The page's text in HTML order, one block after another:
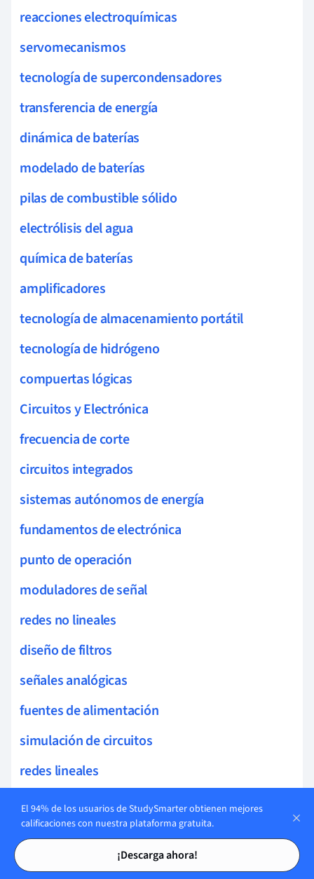
Tarjetas de estudio
Tarjetas de estudio
reacciones electroquímicas
servomecanismos
tecnología de supercondensadores
transferencia de energía
dinámica de baterías
modelado de baterías
pilas de combustible sólido
electrólisis del agua
química de baterías
amplificadores
tecnología de almacenamiento portátil
tecnología de hidrógeno
compuertas lógicas
Circuitos y Electrónica
frecuencia de corte
circuitos integrados
sistemas autónomos de energía
fundamentos de electrónica
punto de operación
moduladores de señal
redes no lineales
diseño de filtros
señales analógicas
fuentes de alimentación
simulación de circuitos
redes lineales
equilibrio en circuitos
osciladores
análisis en tiempo
El 94% de los usuarios de StudySmarter obtienen mejores
calificaciones con nuestra plataforma gratuita.
¡Descarga ahora!